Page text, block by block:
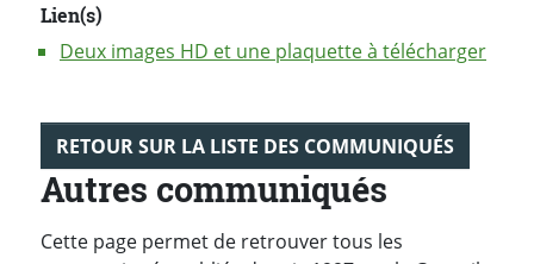
Lien(s)
Deux images HD et une plaquette à télécharger
RETOUR SUR LA LISTE DES COMMUNIQUÉS
Autres communiqués
Cette page permet de retrouver tous les